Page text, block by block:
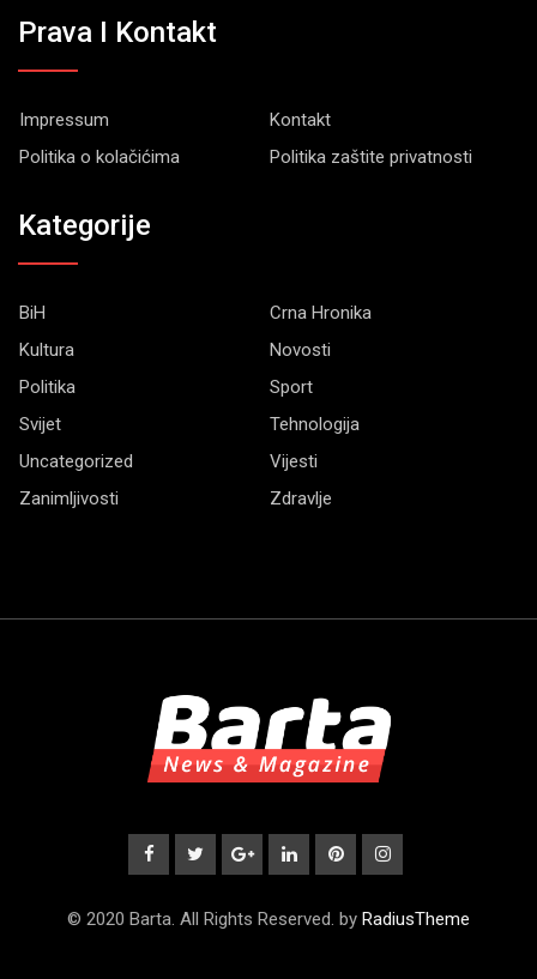
Prava I Kontakt
Impressum
Kontakt
Politika o kolačićima
Politika zaštite privatnosti
Kategorije
BiH
Crna Hronika
Kultura
Novosti
Politika
Sport
Svijet
Tehnologija
Uncategorized
Vijesti
Zanimljivosti
Zdravlje
© 2020 Barta. All Rights Reserved. by RadiusTheme